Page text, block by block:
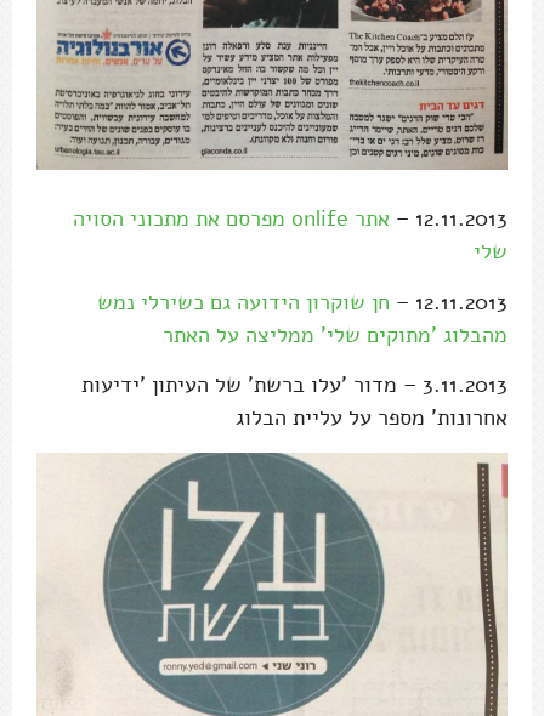
12.11.2013 –
אתר onlife מפרסם את מתכוני הסויה
שלי
12.11.2013 –
חן שוקרון הידועה גם כשירלי נמש
מהבלוג 'מתוקים שלי' ממליצה על האתר
3.11.2013 – מדור 'עלו ברשת' של העיתון 'ידיעות
אחרונות' מספר על עליית הבלוג